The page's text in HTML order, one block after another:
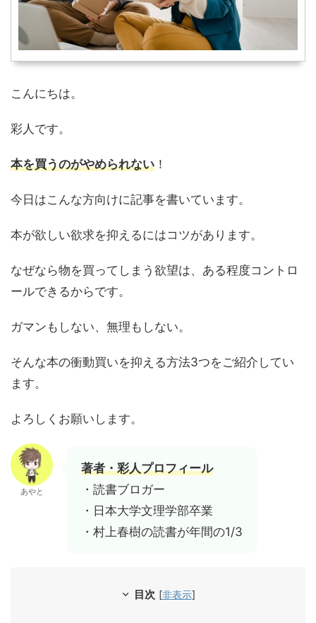
こんにちは。
彩人です。
本を買うのがやめられない ！
今日はこんな方向けに記事を書いています。
本が欲しい欲求を抑えるにはコツがあります。
なぜなら物を買ってしまう欲望は、ある程度コントロ
ールできるからです。
ガマンもしない、無理もしない。
そんな本の衝動買いを抑える方法3つをご紹介してい
ます。
よろしくお願いします。
あやと
著者・彩人プロフィール
・読書ブロガー
・日本大学文理学部卒業
・村上春樹の読書が年間の1/3
目次 [非表示]